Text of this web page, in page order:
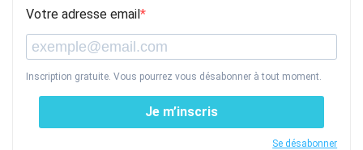
Votre adresse email
Inscription gratuite. Vous pourrez vous désabonner à tout moment.
Je m’inscris
Se désabonner